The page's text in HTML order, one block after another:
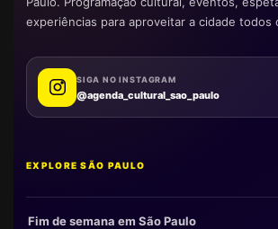
experiências para aproveitar a cidade todos
SIGA NO INSTAGRAM
@agenda_cultural_sao_paulo
EXPLORE SÃO PAULO
Fim de semana em São Paulo